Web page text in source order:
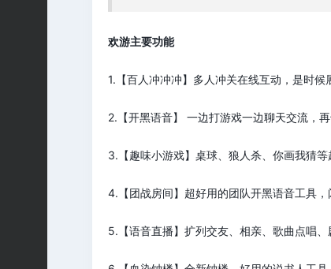
欢游主要功能
1.【百人冲冲冲】多人冲关在线互动，是时候
2.【开黑语音】 一边打游戏一边聊天交流，
3.【趣味小游戏】桌球、狼人杀、你画我猜等
4.【团战房间】超好用的团队开黑语音工具
5.【语音直播】扩列交友、相亲、歌曲点唱